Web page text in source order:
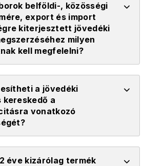
belföldi-, közösségi
export és import
kiterjesztett jövedéki
milyen
kell megfelelni?
a jövedéki
kereskedő a
vonatkozó
éve kizárólag termék